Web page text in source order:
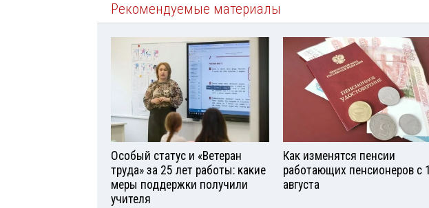
Рекомендуемые материалы
Особый статус и «Ветеран
труда» за 25 лет работы: какие
меры поддержки получили
учителя
Как изменятся пенсии
работающих пенсионеров с 1
августа